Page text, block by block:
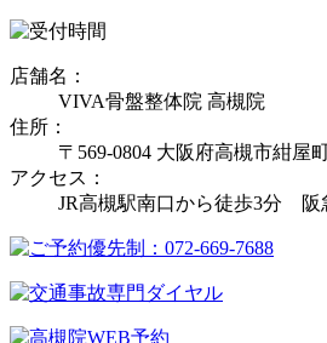
店舗名：
VIVA骨盤整体院 高槻院
住所：
〒569-0804 大阪府高槻市紺屋
アクセス：
JR高槻駅南口から徒歩3分 阪